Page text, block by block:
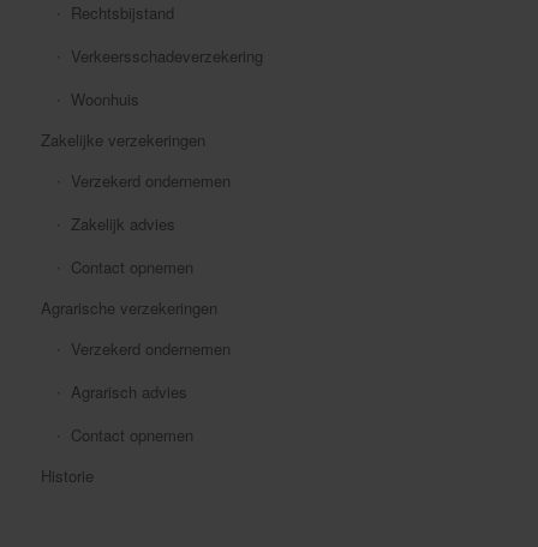
Rechtsbijstand
Verkeersschadeverzekering
Woonhuis
Zakelijke verzekeringen
Verzekerd ondernemen
Zakelijk advies
Contact opnemen
Agrarische verzekeringen
Verzekerd ondernemen
Agrarisch advies
Contact opnemen
Historie